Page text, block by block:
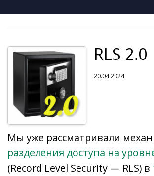
RLS 2.0
20.04.2024
Мы уже рассматривали
разделения доступа на
(Record Level Security — RLS) в